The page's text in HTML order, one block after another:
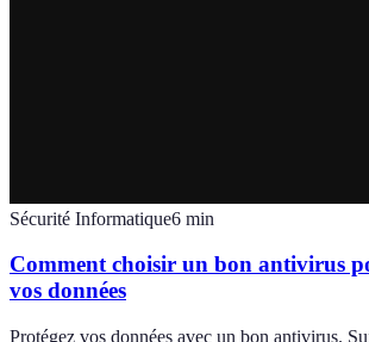
Sécurité Informatique6 min
Comment choisir un bon antivirus
vos données
Protégez vos données avec un bon antivirus.